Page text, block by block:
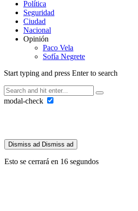
Política
Seguridad
Ciudad
Nacional
Opinión
Paco Vela
Sofía Negrete
Start typing and press Enter to search
modal-check
Dismiss ad Dismiss ad
Esto se cerrará en 15 segundos